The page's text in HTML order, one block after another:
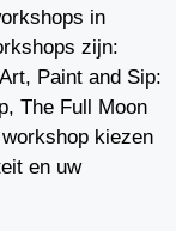
in
zijn:
Paint and Sip:
The Full Moon
kiezen
en uw